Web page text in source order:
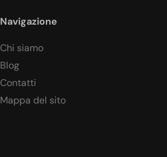
Navigazione
Chi siamo
Blog
Contatti
Mappa del sito